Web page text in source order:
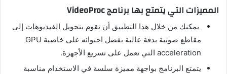
المميزات التي يتمتع بها برنامج VideoProc
يمكنك من خلال هذا التطبيق أن تقوم بتحويل الفيديوهات إلى
مقاطع صوتية بدقة عالية بفضل احتوائه على خاصية GPU
acceleration التي تعمل على تسريع الأجهزة.
يتمتع البرنامج بواجهة مميزة سلسة في الاستخدام مناسبة